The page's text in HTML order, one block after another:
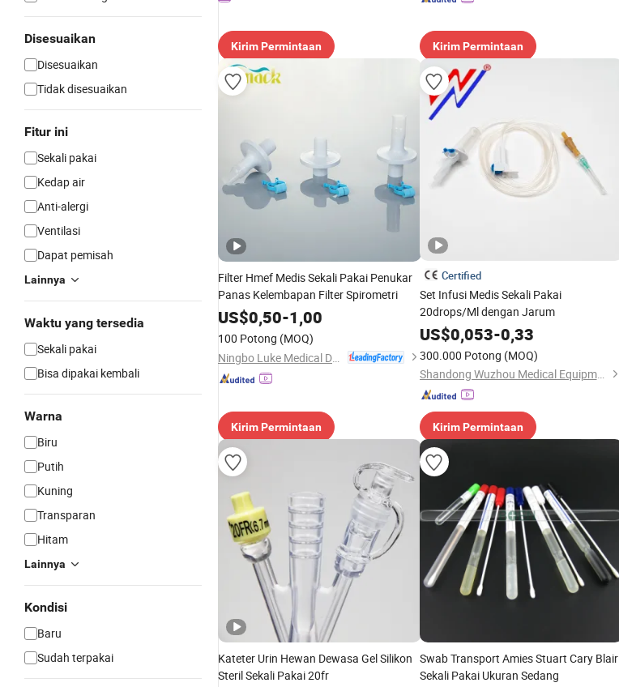
Disesuaikan
Disesuaikan
Tidak disesuaikan
Fitur ini
Sekali pakai
Kedap air
Anti-alergi
Ventilasi
Dapat pemisah
Lainnya
Waktu yang tersedia
Sekali pakai
Bisa dipakai kembali
Warna
Biru
Putih
Kuning
Transparan
Hitam
Lainnya
Kondisi
Baru
Sudah terpakai
Kirim Permintaan Kirim Permintaan
Filter Hmef Medis Sekali Pakai Penukar
Panas Kelembapan Filter Spirometri
US$0,50-1,00
100 Potong (MOQ)
Kirim Permintaan
Certified
Set Infusi Medis Sekali Pakai
20drops/Ml dengan Jarum
US$0,053-0,33
300.000 Potong (MOQ)
Shandong Wuzhou Medical Equipment Co., LTD
Kirim Permintaan
Kateter Urin Hewan Dewasa Gel Silikon
Steril Sekali Pakai 20fr
Swab Transport Amies Stuart Cary Blair
Sekali Pakai Ukuran Sedang